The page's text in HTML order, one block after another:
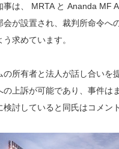
事は、 MRTA と Ananda MF
会が設置され、裁判所命令へ
求めています。
の所有者と法人が話し合いを
の上訴が可能であり、事件は
検討していると同氏はコメン